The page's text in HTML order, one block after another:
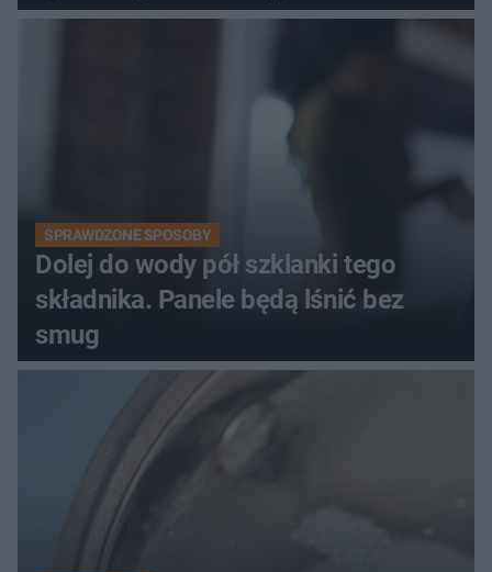
SPRAWDZONE SPOSOBY
Dolej do wody pół szklanki tego
składnika. Panele będą lśnić bez
smug